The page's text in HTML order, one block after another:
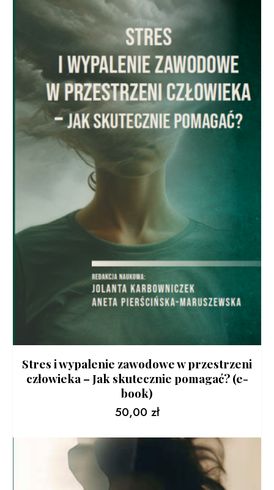
Stres i wypalenie zawodowe w przestrzeni
człowieka – Jak skutecznie pomagać? (e-
book)
50,00 zł